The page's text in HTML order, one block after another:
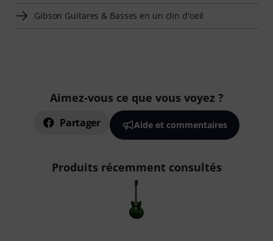
Gibson Guitares & Basses en un clin d'oeil
Aimez-vous ce que vous voyez ?
Partager Aide et commentaires
Produits récemment consultés